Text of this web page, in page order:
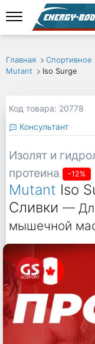
Главная Спортивное
Mutant
Iso Surge
Код товара: 20778
Консультант
Изолят и
протеина
-12%
Mutant Iso
Сливки —
мышечной